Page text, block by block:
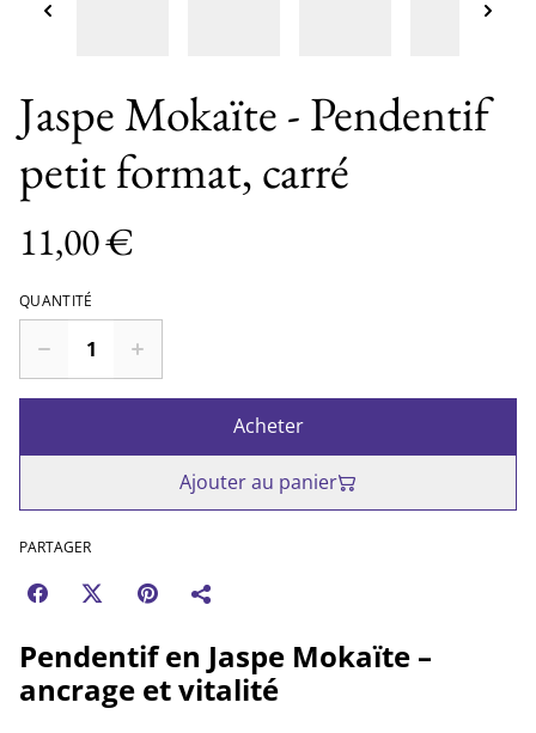
Jaspe Mokaïte - Pendentif
petit format, carré
11,00 €
QUANTITÉ
Acheter
Ajouter au panier
PARTAGER
Pendentif en Jaspe Mokaïte –
ancrage et vitalité